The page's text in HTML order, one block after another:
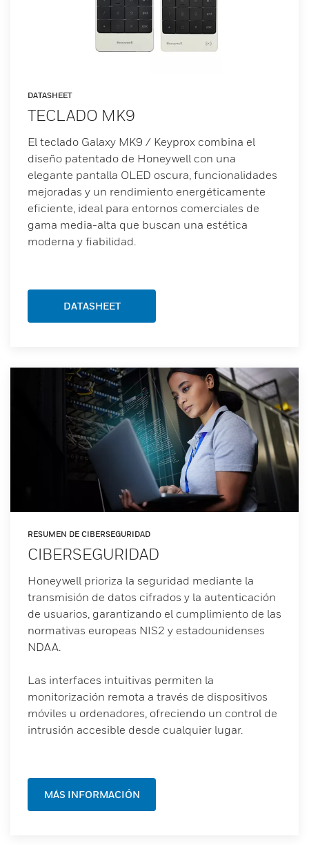
DATASHEET
TECLADO MK9
El teclado Galaxy MK9 / Keyprox combina el
diseño patentado de Honeywell con una
elegante pantalla OLED oscura, funcionalidades
mejoradas y un rendimiento energéticamente
eficiente, ideal para entornos comerciales de
gama media-alta que buscan una estética
moderna y fiabilidad.
DATASHEET
RESUMEN DE CIBERSEGURIDAD
CIBERSEGURIDAD
Honeywell prioriza la seguridad mediante la
transmisión de datos cifrados y la autenticación
de usuarios, garantizando el cumplimiento de las
normativas europeas NIS2 y estadounidenses
NDAA.
Las interfaces intuitivas permiten la
monitorización remota a través de dispositivos
móviles u ordenadores, ofreciendo un control de
intrusión accesible desde cualquier lugar.
MÁS INFORMACIÓN